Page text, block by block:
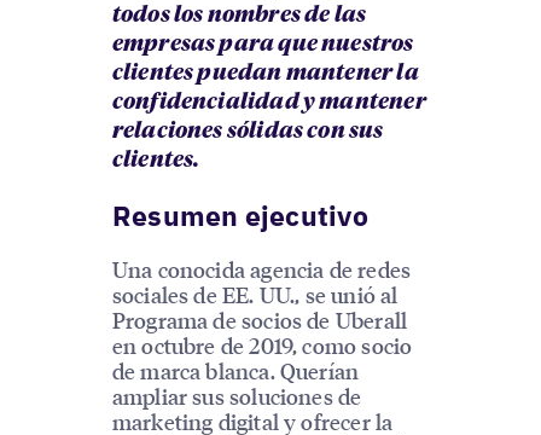
todos los nombres de las
empresas para que nuestros
clientes puedan mantener la
confidencialidad y mantener
relaciones sólidas con sus
clientes.
Resumen ejecutivo
Una conocida agencia de redes
sociales de EE. UU., se unió al
Programa de socios de Uberall
en octubre de 2019, como socio
de marca blanca. Querían
ampliar sus soluciones de
marketing digital y ofrecer la